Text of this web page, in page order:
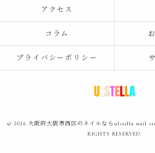
アクセス
コラム
プライバシーポリシー
© 2026 大阪府大阪市西区のネイルならulstella nail
RIGHTS RESERVED.